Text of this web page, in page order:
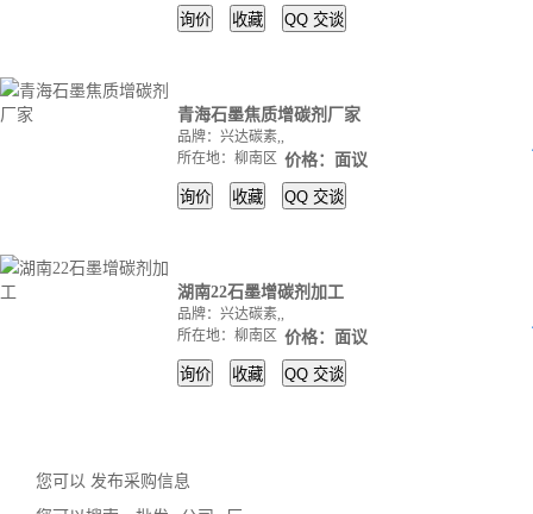
询价 收藏 QQ 交谈
青海石墨焦质增碳剂厂家
品牌：兴达碳素,,
所在地：柳南区 价格：面议
询价 收藏 QQ 交谈
湖南22石墨增碳剂加工
品牌：兴达碳素,,
所在地：柳南区 价格：面议
询价 收藏 QQ 交谈
您可以 发布采购信息